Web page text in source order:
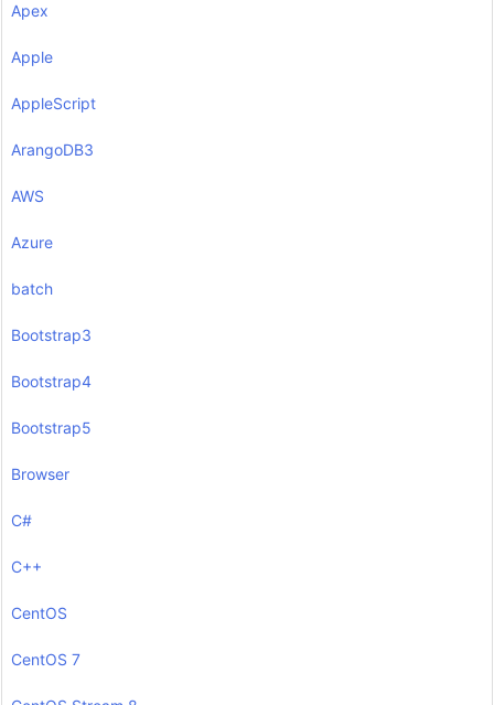
Apex
Apple
AppleScript
ArangoDB3
AWS
Azure
batch
Bootstrap3
Bootstrap4
Bootstrap5
Browser
C#
C++
CentOS
CentOS 7